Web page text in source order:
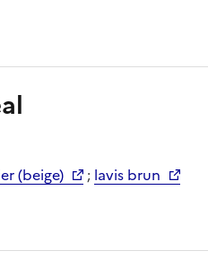
(beige) ; lavis brun